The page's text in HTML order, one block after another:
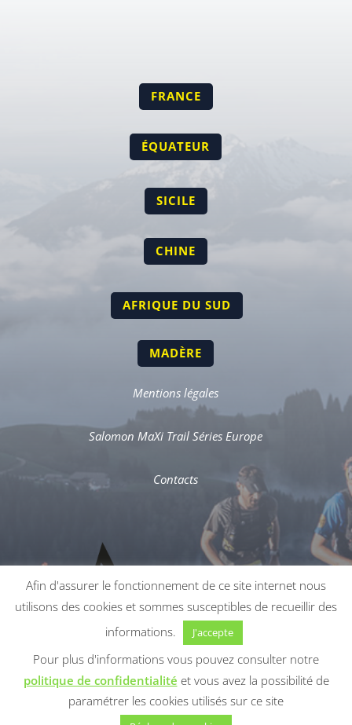
FRANCE
ÉQUATEUR
SICILE
CHINE
AFRIQUE DU SUD
MADÈRE
Mentions légales
Salomon MaXi Trail Séries Europe
Contacts
Afin d'assurer le fonctionnement de ce site internet nous
utilisons des cookies et sommes susceptibles de recueillir des
informations.
J'accepte
Pour plus d'informations vous pouvez consulter notre
politique de confidentialité et vous avez la possibilité de
paramétrer les cookies utilisés sur ce site